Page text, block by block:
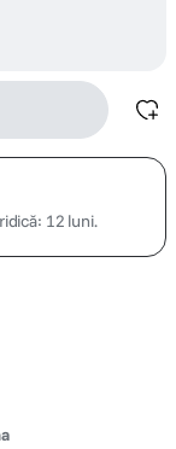
12 luni.